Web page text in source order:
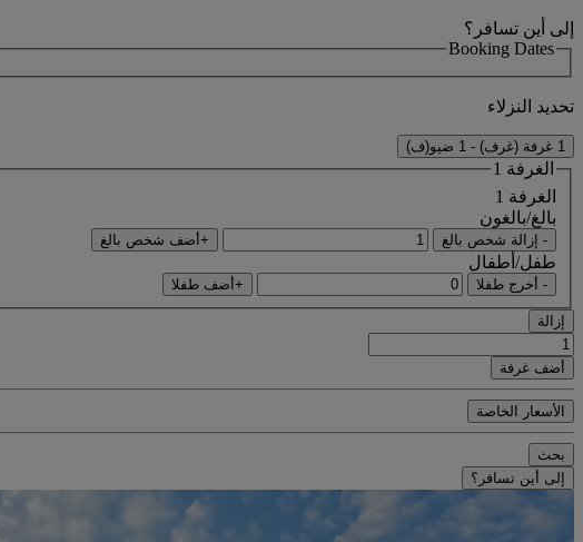
إلى أين تسافر؟
Booking Dates
تحديد النزلاء
1 غرفة (غرف) - 1 ضيو(ف)
الغرفة 1
الغرفة 1
بالغ/بالغون
- إزالة شخص بالغ +أضف شخص بالغ
طفل/أطفال
- أخرج طفلا +أضف طفلا
إزالة
أضف غرفة
الأسعار الخاصة
بحث
إلى أين تسافر؟